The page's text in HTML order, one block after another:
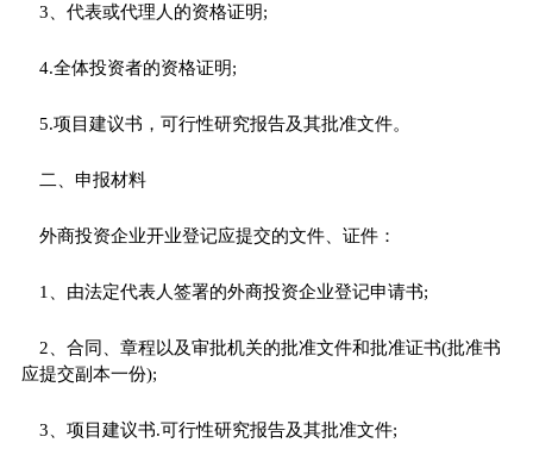
3、代表或代理人的资格证明;
4.全体投资者的资格证明;
5.项目建议书，可行性研究报告及其批准文件。
二、申报材料
外商投资企业开业登记应提交的文件、证件：
1、由法定代表人签署的外商投资企业登记申请书;
2、合同、章程以及审批机关的批准文件和批准证书(批准书
应提交副本一份);
3、项目建议书.可行性研究报告及其批准文件;